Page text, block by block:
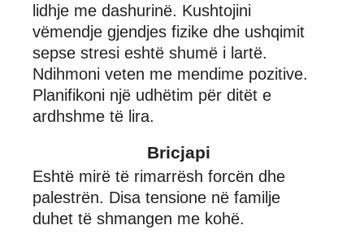
lidhje me dashurinë. Kushtojini
vëmendje gjendjes fizike dhe ushqimit
sepse stresi eshtë shumë i lartë.
Ndihmoni veten me mendime pozitive.
Planifikoni një udhëtim për ditët e
ardhshme të lira.
Bricjapi
Eshtë mirë të rimarrësh forcën dhe
palestrën. Disa tensione në familje
duhet të shmangen me kohë.